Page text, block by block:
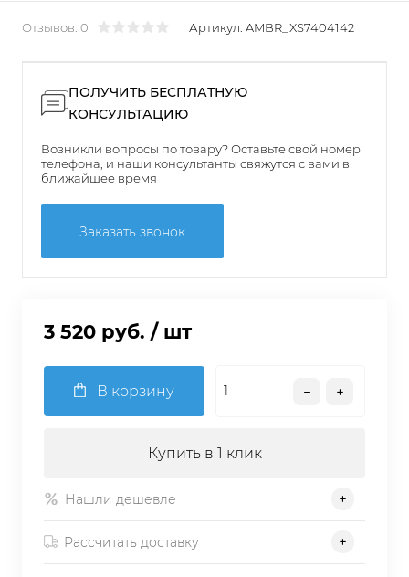
Отзывов: 0 Артикул: AMBR_XS7404142
ПОЛУЧИТЬ БЕСПЛАТНУЮ
КОНСУЛЬТАЦИЮ
Возникли вопросы по товару? Оставьте свой номер
телефона, и наши консультанты свяжутся с вами в
ближайшее время
Заказать звонок
3 520 руб. / шт
В корзину
Купить в 1 клик
Нашли дешевле
Рассчитать доставку